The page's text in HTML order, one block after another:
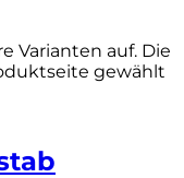
Varianten auf. Die
gewählt